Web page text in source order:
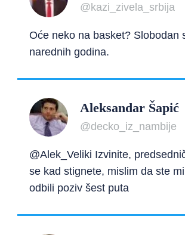
@kazi_zivela_srbija
Oće neko na basket? Slobodan
narednih godina.
Aleksandar Šapić
@decko_iz_nambije
@Alek_Veliki Izvinite,
se kad stignete, mislim da ste
odbili poziv šest puta